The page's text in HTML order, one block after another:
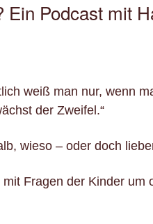
Ein Podcast mit
weiß man nur, wenn
der Zweifel.“
wieso – oder doch
Fragen der Kinder um